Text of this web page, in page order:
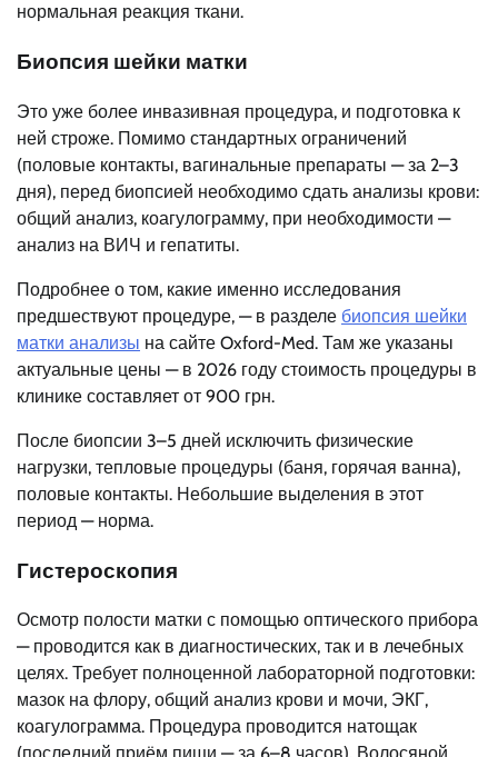
нормальная реакция ткани.
Биопсия шейки матки
Это уже более инвазивная процедура, и подготовка к
ней строже. Помимо стандартных ограничений
(половые контакты, вагинальные препараты — за 2–3
дня), перед биопсией необходимо сдать анализы крови:
общий анализ, коагулограмму, при необходимости —
анализ на ВИЧ и гепатиты.
Подробнее о том, какие именно исследования
предшествуют процедуре, — в разделе биопсия шейки
матки анализы на сайте Oxford-Med. Там же указаны
актуальные цены — в 2026 году стоимость процедуры в
клинике составляет от 900 грн.
После биопсии 3–5 дней исключить физические
нагрузки, тепловые процедуры (баня, горячая ванна),
половые контакты. Небольшие выделения в этот
период — норма.
Гистероскопия
Осмотр полости матки с помощью оптического прибора
— проводится как в диагностических, так и в лечебных
целях. Требует полноценной лабораторной подготовки:
мазок на флору, общий анализ крови и мочи, ЭКГ,
коагулограмма. Процедура проводится натощак